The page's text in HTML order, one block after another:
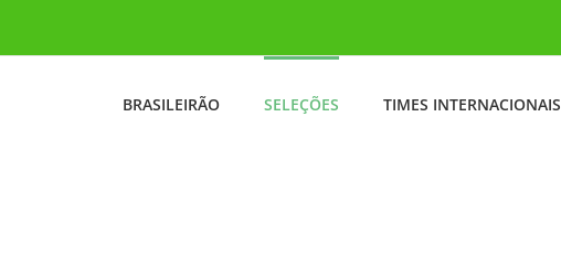
BRASILEIRÃO SELEÇÕES TIMES INTERNACIONAIS